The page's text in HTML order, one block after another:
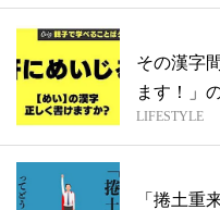
その漢字
ます！」
すか...
LIFESTYLE
「捲土重